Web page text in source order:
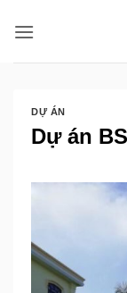
qua
nội
DỰ ÁN
Dự án